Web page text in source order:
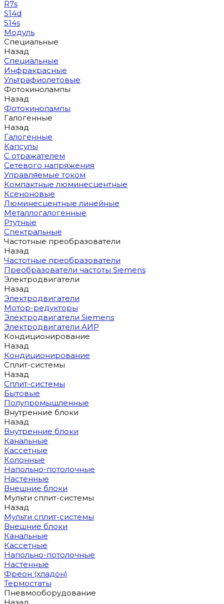
R7s
S14d
S14s
Модуль
Специальные
Назад
Специальные
Инфракрасные
Ультрафиолетовые
Фотокинолампы
Назад
Фотокинолампы
Галогенные
Назад
Галогенные
Капсулы
С отражателем
Сетевого напряжения
Управляемые током
Компактные люминесцентные
Ксеноновые
Люминесцентные линейные
Металлогалогенные
Ртутные
Спектральные
Частотные преобразователи
Назад
Частотные преобразователи
Преобразователи частоты Siemens
Электродвигатели
Назад
Электродвигатели
Мотор-редукторы
Электродвигатели Siemens
Электродвигатели АИР
Кондиционирование
Назад
Кондиционирование
Сплит-системы
Назад
Сплит-системы
Бытовые
Полупромышленные
Внутренние блоки
Назад
Внутренние блоки
Канальные
Кассетные
Колонные
Напольно-потолочные
Настенные
Внешние блоки
Мульти сплит-системы
Назад
Мульти сплит-системы
Внешние блоки
Канальные
Кассетные
Напольно-потолочные
Настенные
Фреон (хладон)
Термостаты
Пневмооборудование